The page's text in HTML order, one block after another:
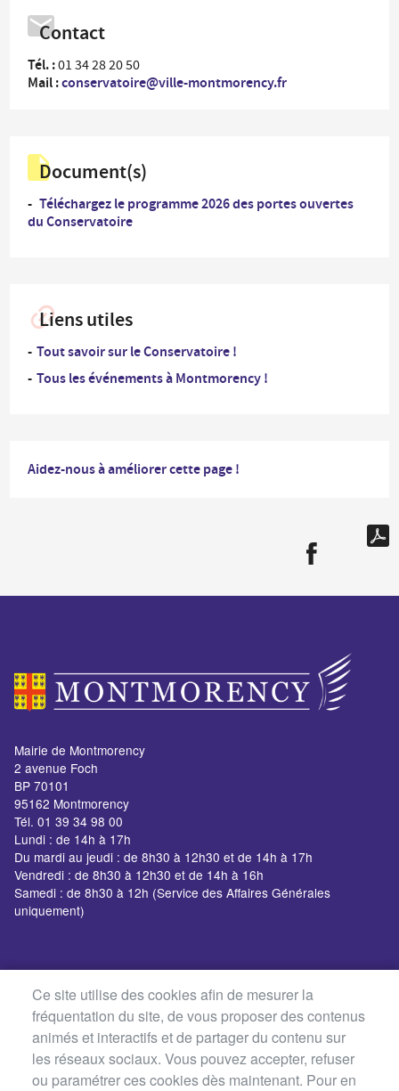
Contact
Tél. :01 34 28 20 50
Mail :conservatoire@ville-montmorency.fr
Document(s)
Téléchargez le programme 2026 des portes ouvertes
du Conservatoire
Liens utiles
Tout savoir sur le Conservatoire !
Tous les événements à Montmorency !
Aidez-nous à améliorer cette page !
Mairie de Montmorency
2 avenue Foch
BP 70101
95162 Montmorency
Tél. 01 39 34 98 00
Lundi : de 14h à 17h
Du mardi au jeudi : de 8h30 à 12h30 et de 14h à 17h
Vendredi : de 8h30 à 12h30 et de 14h à 16h
Samedi : de 8h30 à 12h (Service des Affaires Générales
uniquement)
Ce site utilise des cookies afin de mesurer la
fréquentation du site, de vous proposer des contenus
animés et interactifs et de partager du contenu sur
les réseaux sociaux. Vous pouvez accepter, refuser
ou paramétrer ces cookies dès maintenant. Pour en